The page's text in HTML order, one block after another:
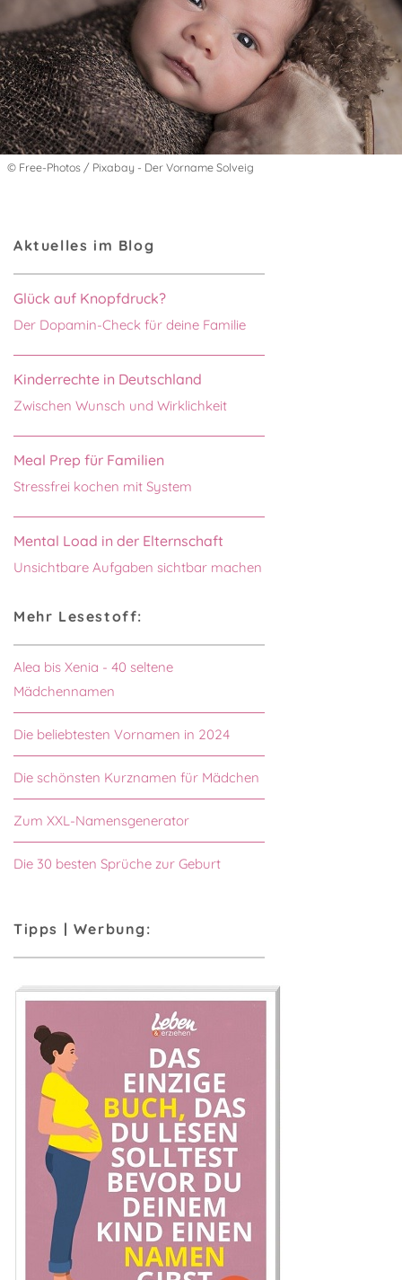
© Free-Photos / Pixabay - Der Vorname Solveig
Aktuelles im Blog
Glück auf Knopfdruck?
Der Dopamin-Check für deine Familie
Kinderrechte in Deutschland
Zwischen Wunsch und Wirklichkeit
Meal Prep für Familien
Stressfrei kochen mit System
Mental Load in der Elternschaft
Unsichtbare Aufgaben sichtbar machen
Mehr Lesestoff:
Alea bis Xenia - 40 seltene
Mädchennamen
Die beliebtesten Vornamen in 2024
Die schönsten Kurznamen für Mädchen
Zum XXL-Namensgenerator
Die 30 besten Sprüche zur Geburt
Tipps | Werbung: